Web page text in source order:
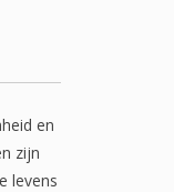
en
zijn
levens